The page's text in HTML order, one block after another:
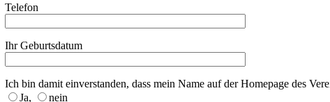
Telefon
Ihr Geburtsdatum
Ich bin damit einverstanden, dass mein Name auf der Homepage des
Ja,
nein